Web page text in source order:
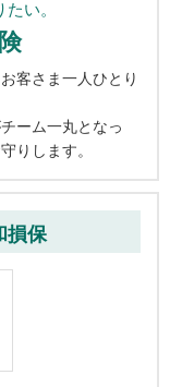
い。
客さま一人ひとり
ーム一丸となっ
りします。
損保